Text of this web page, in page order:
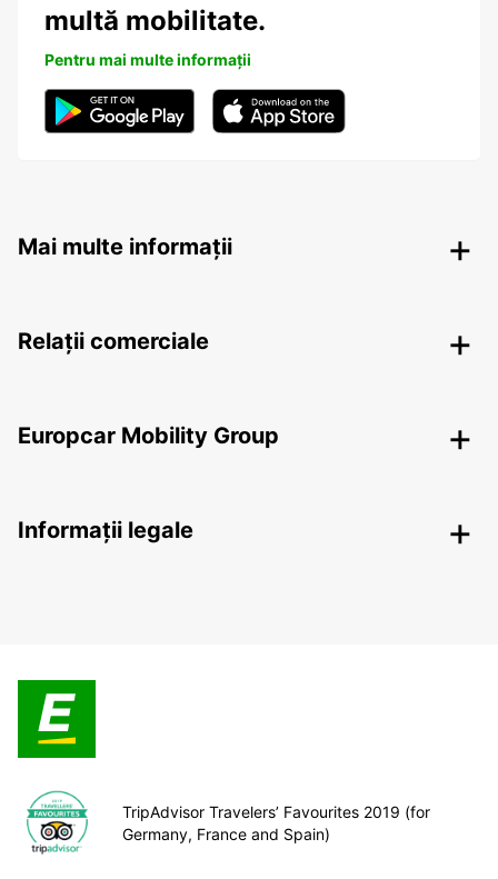
multă mobilitate.
Pentru mai multe informații
Mai multe informații
Relații comerciale
Europcar Mobility Group
Informații legale
TripAdvisor Travelers’ Favourites 2019 (for
Germany, France and Spain)